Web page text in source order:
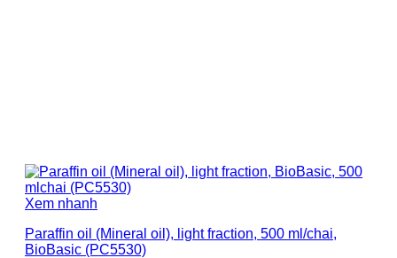
Xem nhanh
Paraffin oil (Mineral oil), light fraction, 500 ml/chai,
BioBasic (PC5530)